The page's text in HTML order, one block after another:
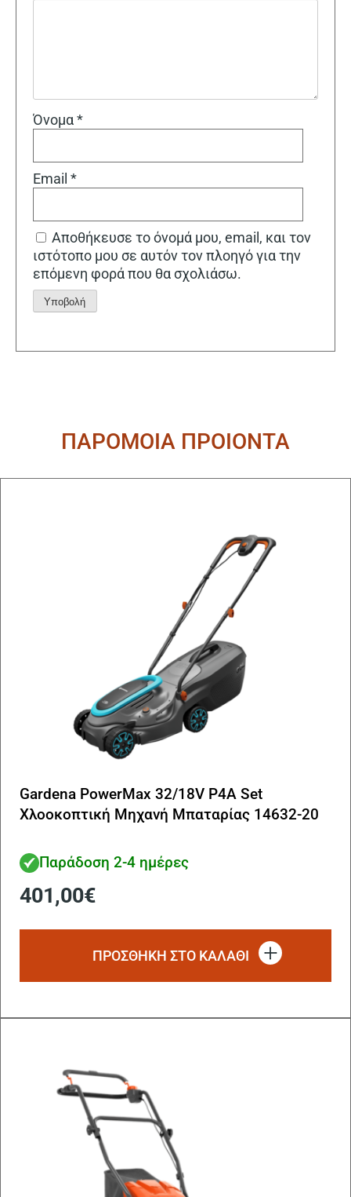
Όνομα*
Email *
Αποθήκευσε το όνομά μου, email, και τον
ιστότοπο μου σε αυτόν τον πλοηγό για την
επόμενη φορά που θα σχολιάσω.
ΠΑΡΟΜΟΙΑ ΠΡΟΙΟΝΤΑ
Gardena PowerMax 32/18V P4A Set
Χλοοκοπτική Μηχανή Μπαταρίας 14632-20
Παράδοση 2-4 ημέρες
401,00€
ΠΡΟΣΘΗΚΗ ΣΤΟ ΚΑΛΑΘΙ